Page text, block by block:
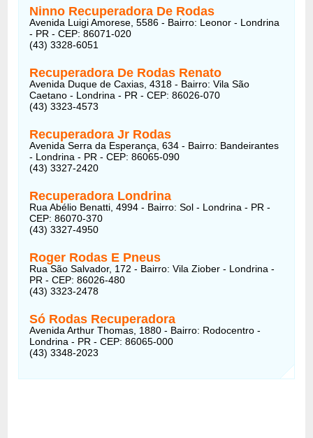
Ninno Recuperadora De Rodas
Avenida Luigi Amorese, 5586 - Bairro: Leonor - Londrina
- PR - CEP: 86071-020
(43) 3328-6051
Recuperadora De Rodas Renato
Avenida Duque de Caxias, 4318 - Bairro: Vila São
Caetano - Londrina - PR - CEP: 86026-070
(43) 3323-4573
Recuperadora Jr Rodas
Avenida Serra da Esperança, 634 - Bairro: Bandeirantes
- Londrina - PR - CEP: 86065-090
(43) 3327-2420
Recuperadora Londrina
Rua Abélio Benatti, 4994 - Bairro: Sol - Londrina - PR -
CEP: 86070-370
(43) 3327-4950
Roger Rodas E Pneus
Rua São Salvador, 172 - Bairro: Vila Ziober - Londrina -
PR - CEP: 86026-480
(43) 3323-2478
Só Rodas Recuperadora
Avenida Arthur Thomas, 1880 - Bairro: Rodocentro -
Londrina - PR - CEP: 86065-000
(43) 3348-2023